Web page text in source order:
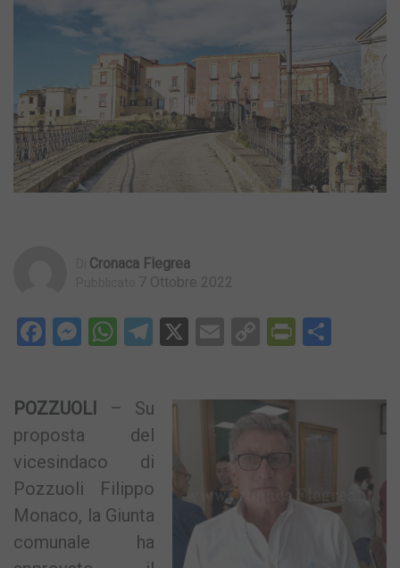
Cronaca Flegrea
7 Ottobre 2022
Facebook
Messenger
WhatsApp
Telegram
X EmailCopy
POZZUOLI
– Su
proposta del
vicesindaco di
Pozzuoli Filippo
Monaco, la Giunta
comunale ha